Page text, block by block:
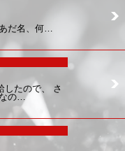
＆
名、何…
したので、 さ
の…